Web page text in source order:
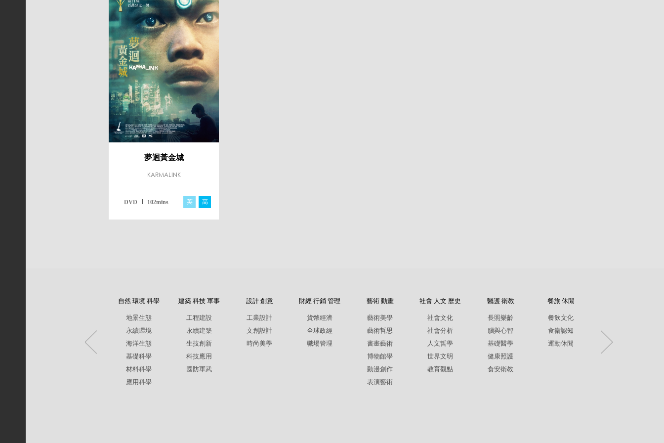
夢迴黃金城
KARMALINK
DVD 102mins 英 高
自然 環境 科學
地景生態
永續環境
海洋生態
基礎科學
材料科學
應用科學
建築 科技 軍事
工程建設
永續建築
生技創新
科技應用
國防軍武
設計 創意
工業設計
文創設計
時尚美學
財經 行銷 管理
貨幣經濟
全球政經
職場管理
藝術 動畫
藝術美學
藝術哲思
書畫藝術
博物館學
動漫創作
表演藝術
社會 人文 歷史
社會文化
社會分析
人文哲學
世界文明
教育觀點
醫護 衛教
長照樂齡
腦與心智
基礎醫學
健康照護
食安衛教
餐旅 休閒
餐飲文化
食衛認知
運動休閒
社政人文